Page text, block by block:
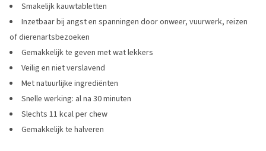
Smakelijk kauwtabletten
Inzetbaar bij angst en spanningen door onweer, vuurwerk, reizen
of dierenartsbezoeken
Gemakkelijk te geven met wat lekkers
Veilig en niet verslavend
Met natuurlijke ingrediënten
Snelle werking: al na 30 minuten
Slechts 11 kcal per chew
Gemakkelijk te halveren